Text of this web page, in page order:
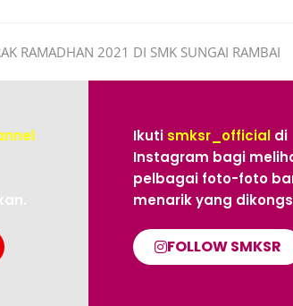
RAMADHAN 2021 DI SMK SUNGAI RAMBAI
Ikuti smksr_official di
Instagram bagi
pelbagai foto-foto
menarik yang
FOLLOW SMKSR